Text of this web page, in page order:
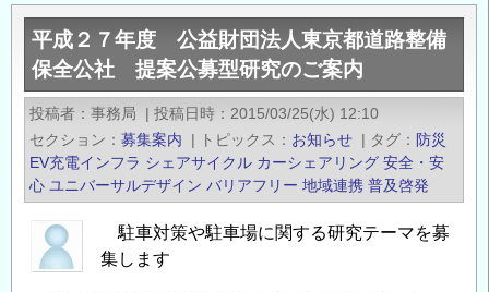
学
術
会
議
公
開
講
演
会
「強
平成２７年度 公益財団法人東京都道路整備
保全公社 提案公募型研究のご案内
投稿者 事務局 | 投稿日時
2015/03/25(水) 12:10
セクション
募集案内 | トピックス お知らせ | タグ
防災
EV充電インフラ シェアサイクル カーシェアリング 安全・安
心 ユニバーサルデザイン バリアフリー 地域連携 普及啓発
駐車対策や駐車場に関する研究テーマを募
集します